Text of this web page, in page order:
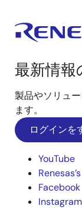
最新情報
製品やソリュ
ます。
ログインを
YouTube
Facebook
Instagram